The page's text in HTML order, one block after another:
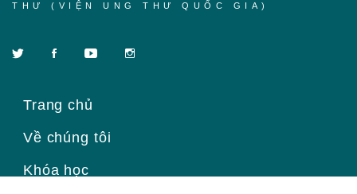
THƯ (VIỆN UNG THƯ QUỐC GIA)
Trang chủ
Về chúng tôi
Khóa học